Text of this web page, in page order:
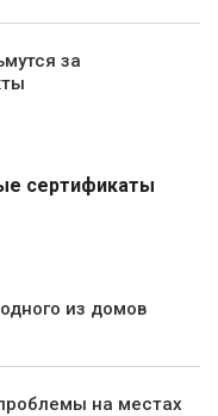
за
сертификаты
из домов
на местах